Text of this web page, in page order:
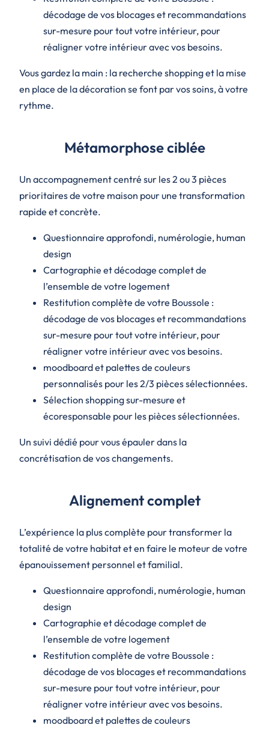
décodage de vos blocages et recommandations
sur-mesure pour tout votre intérieur, pour
réaligner votre intérieur avec vos besoins.
Vous gardez la main : la recherche shopping et la mise
en place de la décoration se font par vos soins, à votre
rythme.
Métamorphose ciblée
Un accompagnement centré sur les 2 ou 3 pièces
prioritaires de votre maison pour une transformation
rapide et concrète.
Questionnaire approfondi, numérologie, human
design
Cartographie et décodage complet de
l’ensemble de votre logement
Restitution complète de votre Boussole :
décodage de vos blocages et recommandations
sur-mesure pour tout votre intérieur, pour
réaligner votre intérieur avec vos besoins.
moodboard et palettes de couleurs
personnalisés pour les 2/3 pièces sélectionnées.
Sélection shopping sur-mesure et
écoresponsable pour les pièces sélectionnées.
Un suivi dédié pour vous épauler dans la
concrétisation de vos changements.
Alignement complet
L’expérience la plus complète pour transformer la
totalité de votre habitat et en faire le moteur de votre
épanouissement personnel et familial.
Questionnaire approfondi, numérologie, human
design
Cartographie et décodage complet de
l’ensemble de votre logement
Restitution complète de votre Boussole :
décodage de vos blocages et recommandations
sur-mesure pour tout votre intérieur, pour
réaligner votre intérieur avec vos besoins.
moodboard et palettes de couleurs